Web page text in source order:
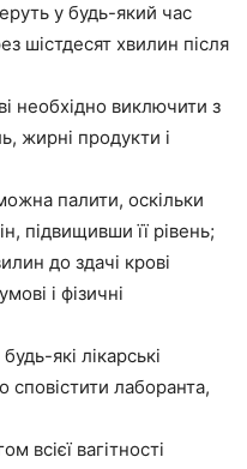
у будь-який час
шістдесят хвилин після
необхідно виключити з
жирні продукти і
палити, оскільки
підвищивши її рівень;
до здачі крові
і фізичні
які лікарські
сповістити лаборанта,
всієї вагітності